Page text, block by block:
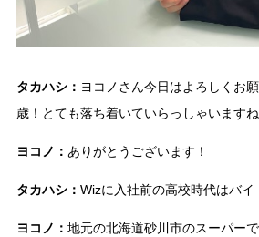
タカハシ： ヨコノさん今日はよろしくお
歳！とても落ち着いていらっしゃいますね
ヨコノ： ありがとうございます！
タカハシ： Wizに入社前の高校時代はバイ
ヨコノ： 地元の北海道砂川市のスーパー